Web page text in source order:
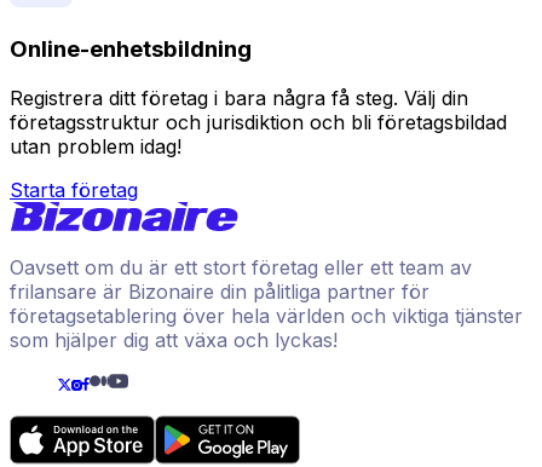
Online-enhetsbildning
Registrera ditt företag i bara några få steg. Välj din
företagsstruktur och jurisdiktion och bli företagsbildad
utan problem idag!
Starta företag
Oavsett om du är ett stort företag eller ett team av
frilansare är Bizonaire din pålitliga partner för
företagsetablering över hela världen och viktiga tjänster
som hjälper dig att växa och lyckas!